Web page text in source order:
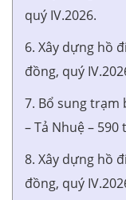
quý IV.2026.
6. Xây dựng hồ
đồng, quý
7. Bổ sung trạm
– Tả Nhuệ – 590
8. Xây dựng hồ
đồng, quý